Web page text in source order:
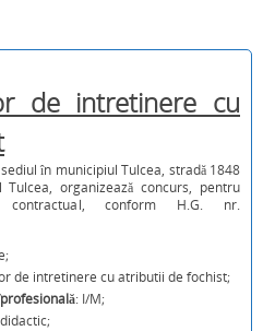
de intretinere cu
în municipiul Tulcea, stradă 1848
organizează concurs, pentru
contractual, conform H.G. nr.
de intretinere cu atributii de fochist;
: I/M;